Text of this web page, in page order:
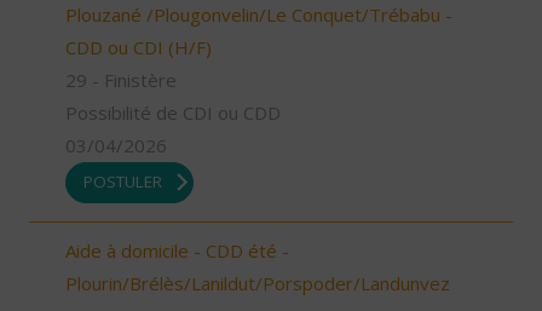
Plouzané /Plougonvelin/Le Conquet/Trébabu -
CDD ou CDI (H/F)
29 - Finistère
Possibilité de CDI ou CDD
03/04/2026
POSTULER
Aide à domicile - CDD été -
Plourin/Brélès/Lanildut/Porspoder/Landunvez